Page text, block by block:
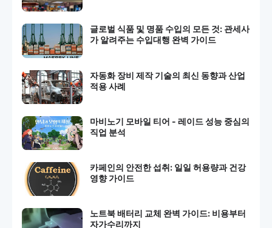
글로벌 식품 및 명품 수입의 모든 것: 관세사
가 알려주는 수입대행 완벽 가이드
자동화 장비 제작 기술의 최신 동향과 산업
적용 사례
마비노기 모바일 티어 - 레이드 성능 중심의
직업 분석
카페인의 안전한 섭취: 일일 허용량과 건강
영향 가이드
노트북 배터리 교체 완벽 가이드: 비용부터
자가수리까지